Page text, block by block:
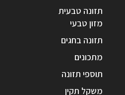
תזונה טבעית
מזון טבעי
תזונה בחגים
מתכונים
תוספי תזונה
משקל תקין